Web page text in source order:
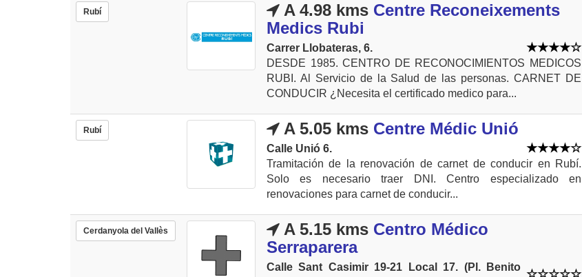
Rubí A 4.98 kms Centre Reconeixements
Medics Rubi
Carrer Llobateras, 6.
DESDE 1985. CENTRO DE RECONOCIMIENTOS MEDICOS
RUBI. Al Servicio de la Salud de las personas. CARNET DE
CONDUCIR ¿Necesita el certificado medico para...
Rubí A 5.05 kms Centre Médic Unió
Calle Unió 6.
Tramitación de la renovación de carnet de conducir en Rubí.
Solo es necesario traer DNI. Centro especializado en
renovaciones para carnet de conducir...
Cerdanyola del Vallès A 5.15 kms Centro Médico
Serraparera
Calle Sant Casimir 19-21 Local 17. (Pl. Benito